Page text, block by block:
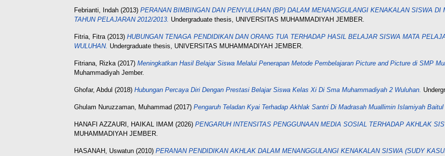
Febrianti, Indah (2013) PERANAN BIMBINGAN DAN PENYULUHAN (BP) DALAM MENANGGULANGI KENAKALAN SISWA
TAHUN PELAJARAN 2012/2013. Undergraduate thesis, UNIVERSITAS MUHAMMADIYAH JEMBER.
Fitria, Fitra(2013) HUBUNGAN TENAGA PENDIDIKAN DAN ORANG TUA TERHADAP HASIL BELAJAR SISWA MATA
WULUHAN. Undergraduate thesis, UNIVERSITAS MUHAMMADIYAH JEMBER.
Fitriana, Rizka(2017) Meningkatkan Hasil Belajar Siswa Melalui Penerapan Metode Pembelajaran Picture and Picture di SMP
Muhammadiyah Jember.
Ghofar, Abdul (2018) Hubungan Percaya Diri Dengan Prestasi Belajar Siswa Kelas Xi Di Sma Muhammadiyah 2 Wuluhan.
Ghulam Nuruzzaman, Muhammad (2017) Pengaruh Teladan Kyai Terhadap Akhlak Santri Di Madrasah Muallimin Islamiyah Baitul
HANAFI AZZAURI, HAIKAL IMAM (2026) PENGARUH INTENSITAS PENGGUNAAN MEDIA SOSIAL TERHADAP AKHLAK
MUHAMMADIYAH JEMBER.
HASANAH, Uswatun (2010) PERANAN PENDIDIKAN AKHLAK DALAM MENANGGULANGI KENAKALAN SISWA (SUDY